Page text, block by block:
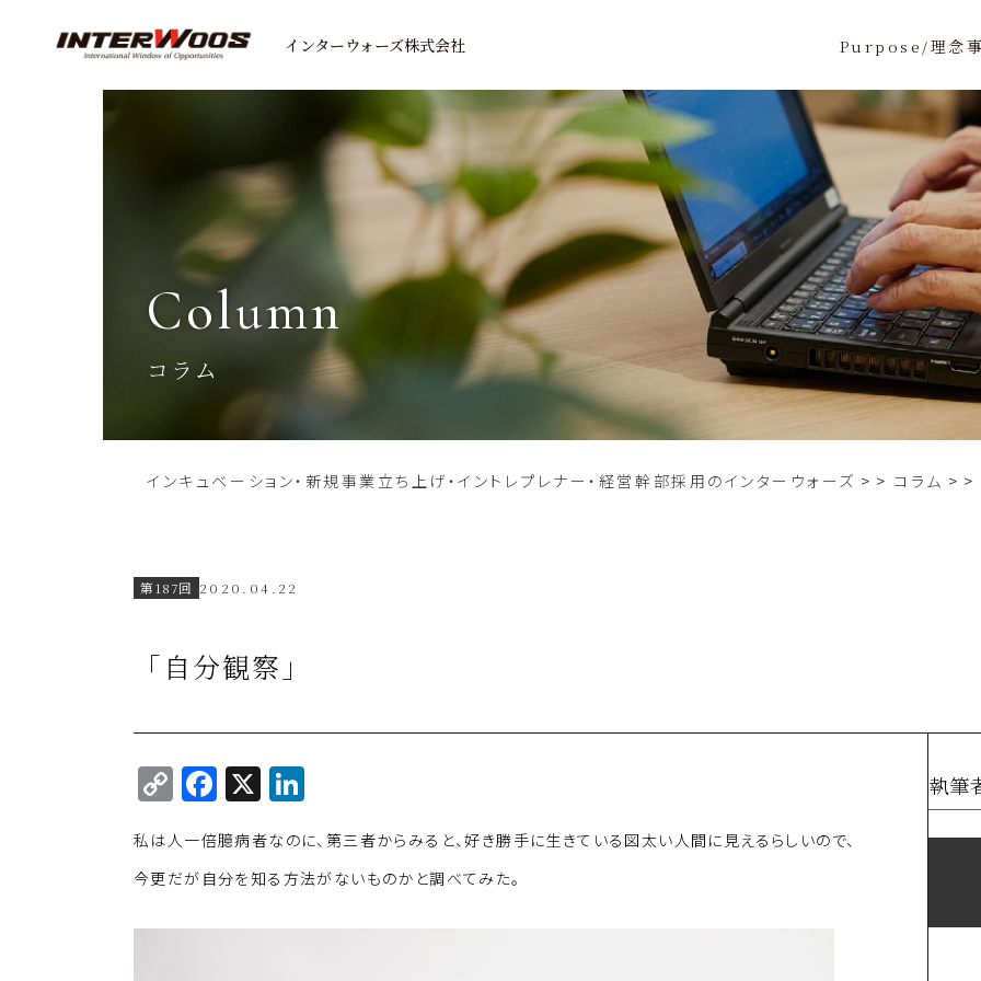
インターウォーズ株式会社 Purpose/理念
column
コラム
インキュベーション・新規事業立ち上げ・イントレプレナー・経営幹部採用のインターウォーズ > コラム >
第187回 2020.04.22
「自分観察」
C
o
p
y
Li
F
a
c
e
b
X
k
e
dI
私は人一倍臆病者なのに、第三者からみると、好き勝手に生きている図太い人間に見えるらしいので、
今更だが自分を知る方法がないものかと調べてみた。
執筆